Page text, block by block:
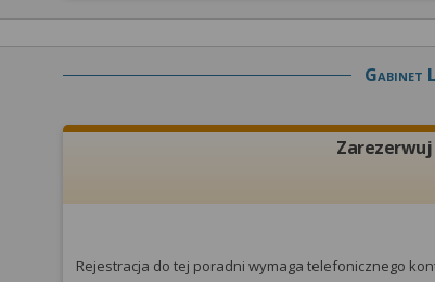
Gabinet
Rejestracja do tej poradni wymaga telefonicznego